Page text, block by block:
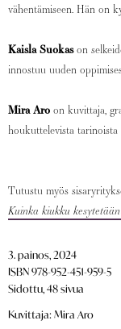
vähentämiseen. Hän on
Kaisla Suokason
innostuu uuden
Mira Aro on kuvittaja,
houkuttelevista tarinoista
Tutustu myös
Kuinka kiukku
3. painos, 2024
ISBN 978-952-451-959-5
Sidottu, 48 sivua
Kuvittaja: Mira Aro